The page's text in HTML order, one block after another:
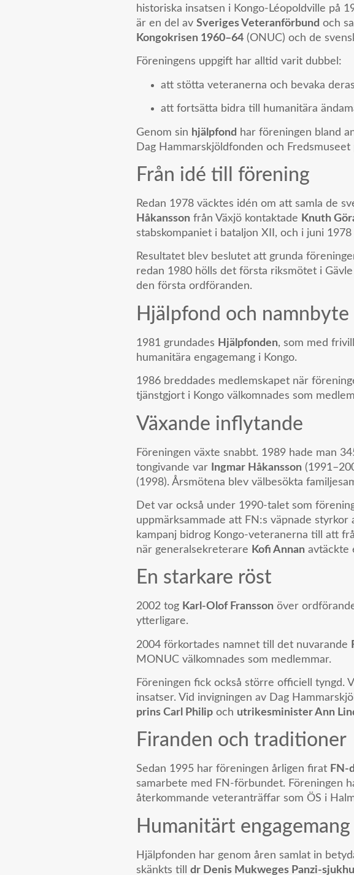
historiska insatsen i Kongo-Léopoldville på
är en del av Sveriges Veteranförbund och
Kongokrisen 1960–64 (ONUC) och de
Föreningens uppgift har alltid varit dubbel:
att stötta veteranerna och bevaka
att fortsätta bidra till humanitära
Genom sin hjälpfond har föreningen bland
Dag Hammarskjöldfonden och Fredsmuseet
Från idé till förening
Redan 1978 väcktes idén om att samla de
Håkansson från Växjö kontaktade Knuth
stabskompaniet i bataljon XII, och i juni
Resultatet blev beslutet att grunda
redan 1980 hölls det första riksmötet i
den första ordföranden.
Hjälpfond och namnbyte
1981 grundades Hjälpfonden, som med
humanitära engagemang i Kongo.
1986 breddades medlemskapet när
tjänstgjort i Kongo välkomnades som
Växande inflytande
Föreningen växte snabbt. 1989 hade man
tongivande var
Ingmar Håkansson
(1998). Årsmötena blev välbesökta
Det var också under 1990-talet som
uppmärksammade att FN:s väpnade
kampanj bidrog Kongo-veteranerna till att
när generalsekreterare Kofi Annan avtäckte
En starkare röst
2002 tog Karl-Olof Fransson över
ytterligare.
2004 förkortades namnet till det nuvarande
MONUC välkomnades som medlemmar.
Föreningen fick också större officiell tyngd.
insatser. Vid invigningen av Dag
prins Carl Philip och utrikesminister Ann
Firanden och traditioner
Sedan 1995 har föreningen årligen firat FN-
samarbete med FN-förbundet. Föreningen
återkommande veteranträffar som ÖS i
Humanitärt engagemang
Hjälpfonden har genom åren samlat in
skänkts till dr Denis Mukweges Panzi-